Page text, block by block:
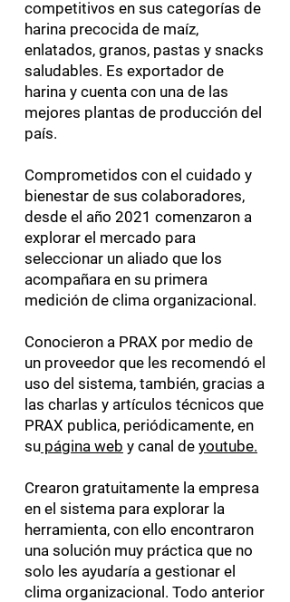
competitivos en sus categorías de
harina precocida de maíz,
enlatados, granos, pastas y snacks
saludables. Es exportador de
harina y cuenta con una de las
mejores plantas de producción del
país.
Comprometidos con el cuidado y
bienestar de sus colaboradores,
desde el año 2021 comenzaron a
explorar el mercado para
seleccionar un aliado que los
acompañara en su primera
medición de clima organizacional.
Conocieron a PRAX por medio de
un proveedor que les recomendó el
uso del sistema, también, gracias a
las charlas y artículos técnicos que
PRAX publica, periódicamente, en
su página web y canal de youtube.
Crearon gratuitamente la empresa
en el sistema para explorar la
herramienta, con ello encontraron
una solución muy práctica que no
solo les ayudaría a gestionar el
clima organizacional. Todo anterior